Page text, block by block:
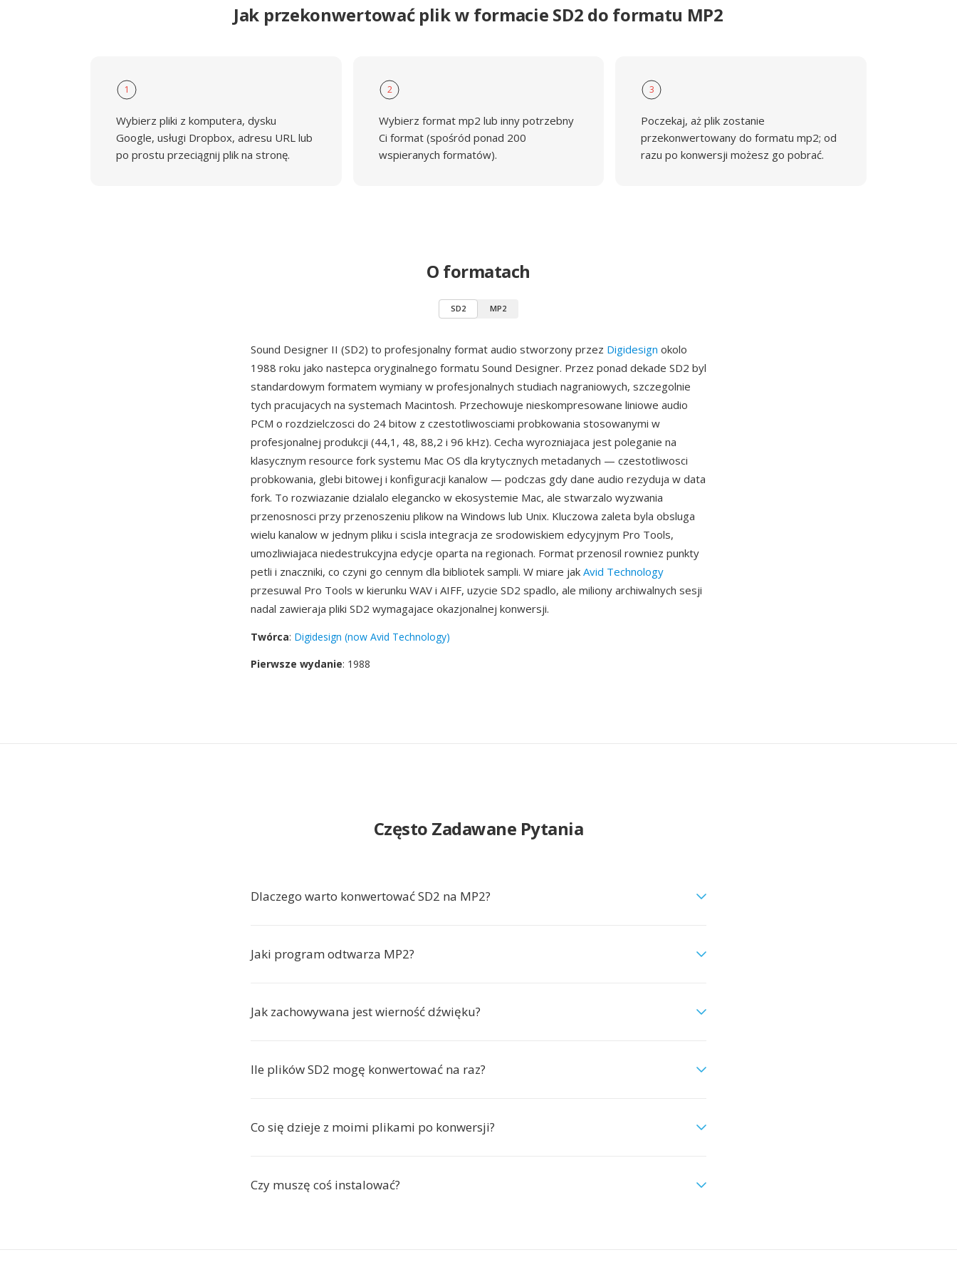
Jak przekonwertować plik w formacie SD2 do formatu MP2
1
Wybierz pliki z komputera, dysku
Google, usługi Dropbox, adresu URL lub
po prostu przeciągnij plik na stronę.
2
Wybierz format mp2 lub inny potrzebny
Ci format (spośród ponad 200
wspieranych formatów).
3
Poczekaj, aż plik zostanie
przekonwertowany do formatu mp2; od
razu po konwersji możesz go pobrać.
O formatach
SD2 MP2
Sound Designer II (SD2) to profesjonalny format audio stworzony przez Digidesign okolo
1988 roku jako nastepca oryginalnego formatu Sound Designer. Przez ponad dekade SD2 byl
standardowym formatem wymiany w profesjonalnych studiach nagraniowych, szczegolnie
tych pracujacych na systemach Macintosh. Przechowuje nieskompresowane liniowe audio
PCM o rozdzielczosci do 24 bitow z czestotliwosciami probkowania stosowanymi w
profesjonalnej produkcji (44,1, 48, 88,2 i 96 kHz). Cecha wyrozniajaca jest poleganie na
klasycznym resource fork systemu Mac OS dla krytycznych metadanych — czestotliwosci
probkowania, glebi bitowej i konfiguracji kanalow — podczas gdy dane audio rezyduja w data
fork. To rozwiazanie dzialalo elegancko w ekosystemie Mac, ale stwarzalo wyzwania
przenosnosci przy przenoszeniu plikow na Windows lub Unix. Kluczowa zaleta byla obsluga
wielu kanalow w jednym pliku i scisla integracja ze srodowiskiem edycyjnym Pro Tools,
umozliwiajaca niedestrukcyjna edycje oparta na regionach. Format przenosil rowniez punkty
petli i znaczniki, co czyni go cennym dla bibliotek sampli. W miare jak Avid Technology
przesuwal Pro Tools w kierunku WAV i AIFF, uzycie SD2 spadlo, ale miliony archiwalnych sesji
nadal zawieraja pliki SD2 wymagajace okazjonalnej konwersji.
Twórca: Digidesign (now Avid Technology)
Pierwsze wydanie: 1988
Często Zadawane Pytania
Dlaczego warto konwertować SD2 na MP2?
Jaki program odtwarza MP2?
Jak zachowywana jest wierność dźwięku?
Ile plików SD2 mogę konwertować na raz?
Co się dzieje z moimi plikami po konwersji?
Czy muszę coś instalować?